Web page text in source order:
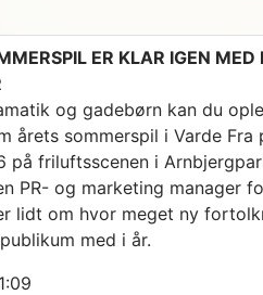
ER KLAR IGEN MED
og gadebørn kan du
årets sommerspil i Varde
på friluftsscenen i
PR- og marketing manager
lidt om hvor meget ny
med i år.
1:09